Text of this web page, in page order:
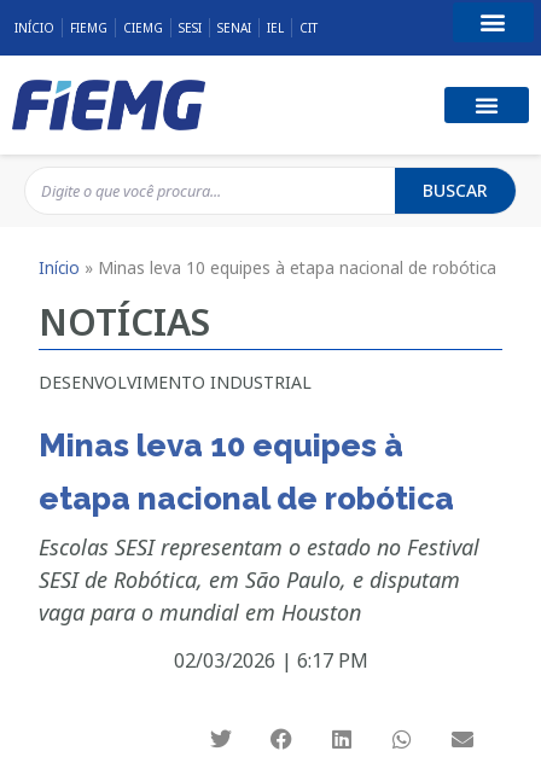
INÍCIO FIEMG CIEMG SESI SENAI IEL CIT
BUSCAR
Início » Minas leva 10 equipes à etapa nacional de robótica
NOTÍCIAS
DESENVOLVIMENTO INDUSTRIAL
Minas leva 10 equipes à
etapa nacional de robótica
Escolas SESI representam o estado no Festival
SESI de Robótica, em São Paulo, e disputam
vaga para o mundial em Houston
02/03/2026 | 6:17 PM